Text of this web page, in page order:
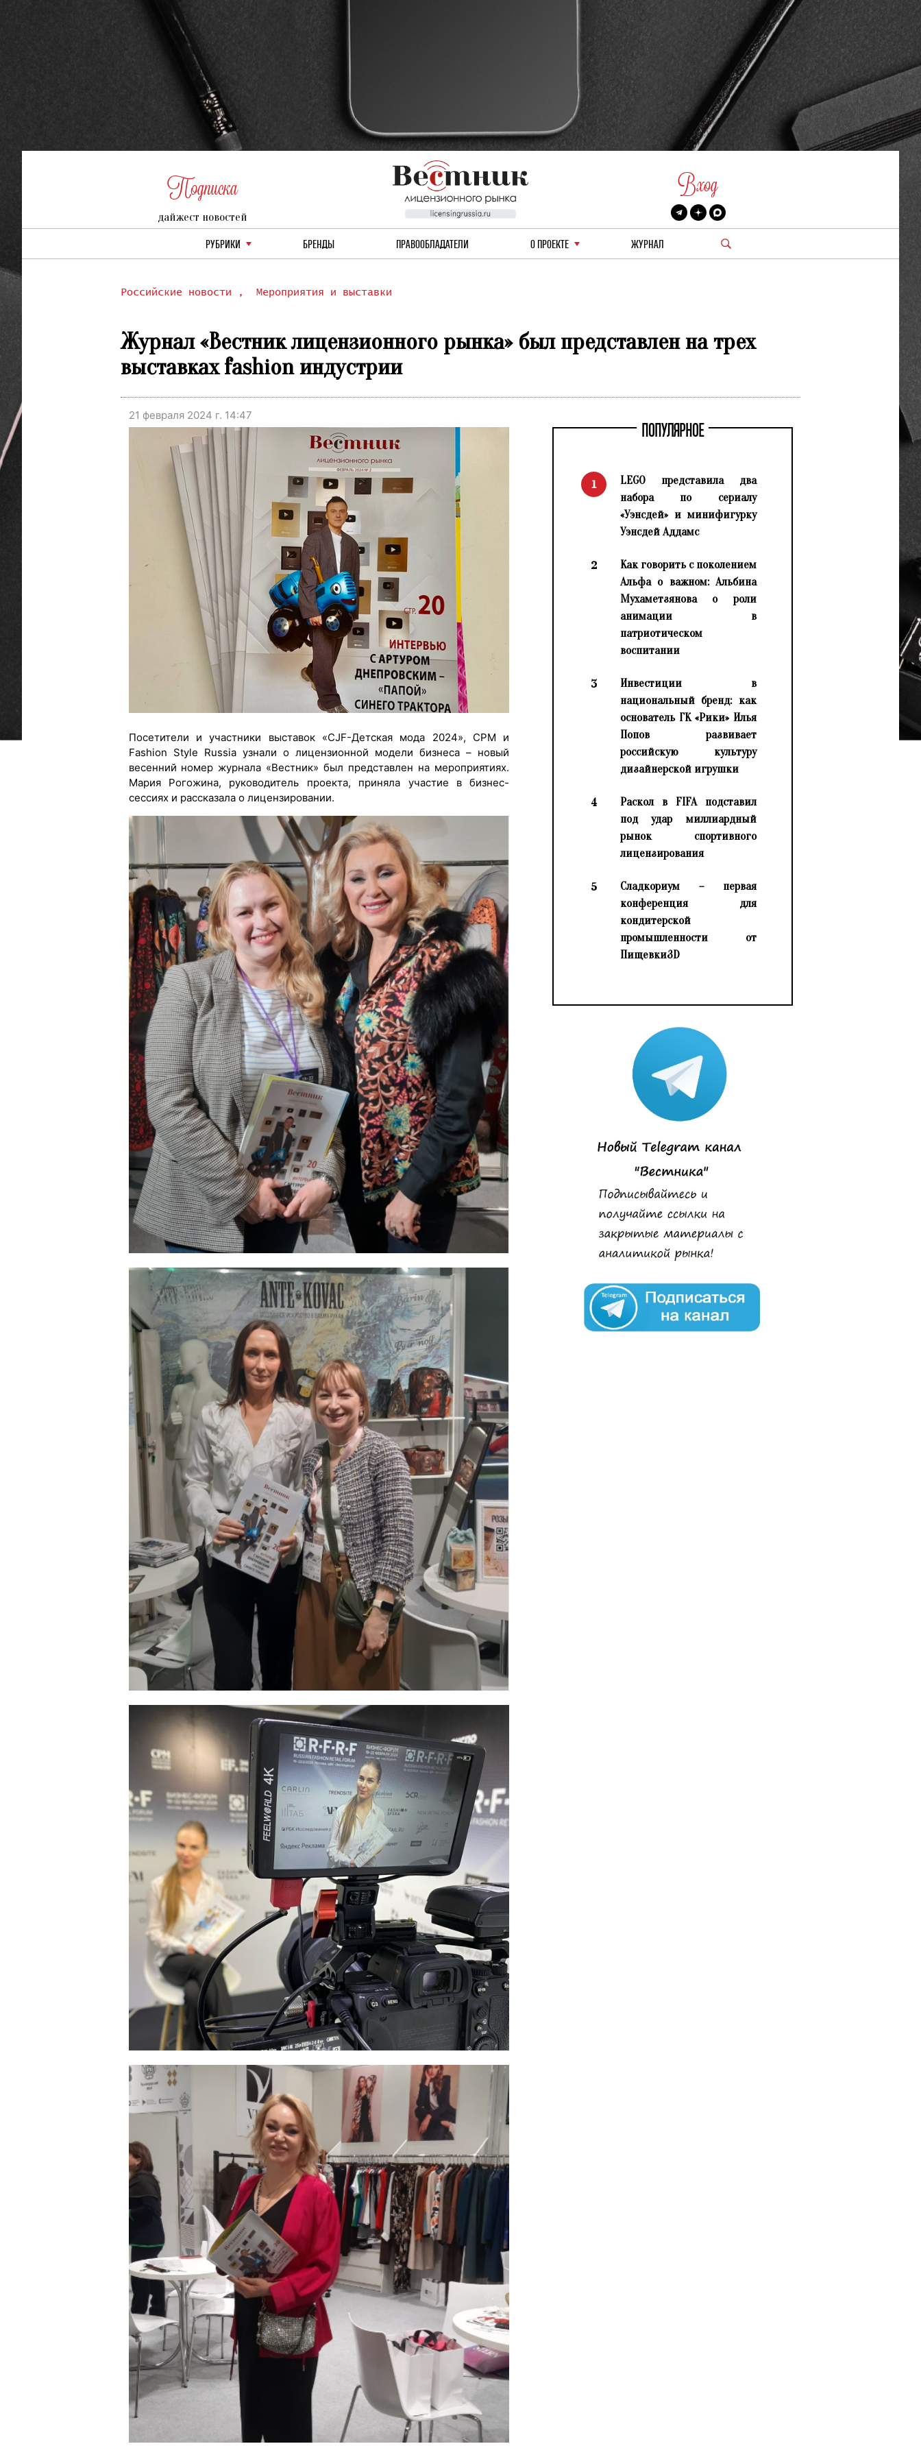
Подписка
дайжест новостей
Вход
РУБРИКИ БРЕНДЫ ПРАВООБЛАДАТЕЛИ О ПРОЕКТЕ ЖУРНАЛ
Российские новости , Мероприятия и выставки
Журнал «Вестник лицензионного рынка» был представлен на трех
выставках fashion индустрии
21 февраля 2024 г. 14:47
Посетители и участники выставок «CJF-Детская мода 2024», CPM и
Fashion Style Russia узнали о лицензионной модели бизнеса – новый
весенний номер журнала «Вестник» был представлен на мероприятиях.
Мария Рогожина, руководитель проекта, приняла участие в бизнес-
сессиях и рассказала о лицензировании.
ПОПУЛЯРНОЕ
1
LEGO представила два
набора по сериалу
«Уэнсдей» и минифигурку
Уэнсдей Аддамс
2
Как говорить с поколением
Альфа о важном: Альбина
Мухаметзянова о роли
анимации в
патриотическом
воспитании
3
Инвестиции в
национальный бренд: как
основатель ГК «Рики» Илья
Попов развивает
российскую культуру
дизайнерской игрушки
4
Раскол в FIFA подставил
под удар миллиардный
рынок спортивного
лицензирования
5
Сладкориум – первая
конференция для
кондитерской
промышленности от
Пищевки3D